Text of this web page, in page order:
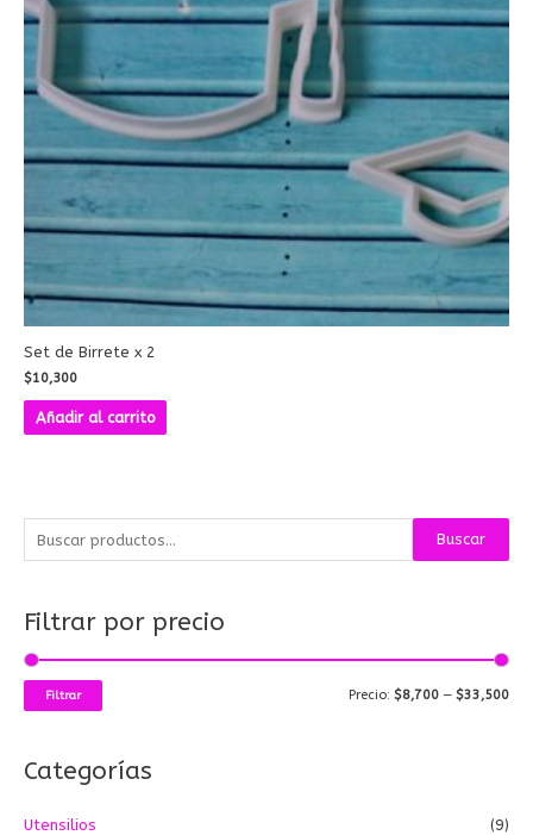
u
c
a
r
p
r
Buscar
Filtrar por precio
r
i
r
i
Filtrar Precio: $8,700 — $33,500
Categorías
Utensilios
(9)
Set de Birrete x 2
$10,300
Añadir al carrito